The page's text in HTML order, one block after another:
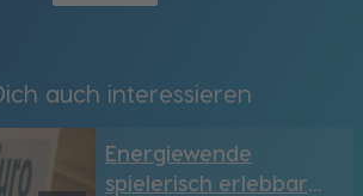
auch interessieren
Energiewende
spielerisch erlebbar